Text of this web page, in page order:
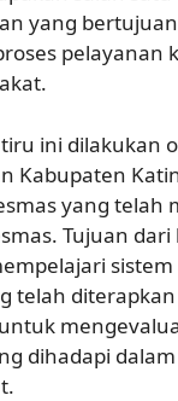
yang
pelayanan
ini dilakukan
Kabupaten
yang telah
Tujuan
sistem
telah
dihadapi